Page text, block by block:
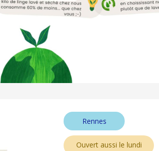
Rennes
Ouvert aussi le lundi